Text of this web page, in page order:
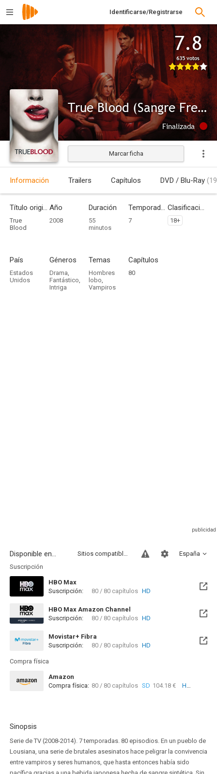
Identificarse/Registrarse
7.8
635 votos
True Blood (Sangre Fresca)
Finalizada
Marcar ficha
Información Trailers Capítulos DVD / Blu-Ray
Título original
True
Blood
Año
2008
Duración
55
minutos
Temporadas
7
Clasificación por edades
18+
País
Estados
Unidos
Géneros
Drama,
Fantástico,
Intriga
Temas
Hombres
lobo,
Vampiros
Capítulos
80
Disponible en... España
Sitios compatibles
Suscripción
HBO Max
Suscripción:
80 / 80 capítulos HD
HBO Max Amazon Channel
Suscripción:
80 / 80 capítulos HD
Movistar+ Fibra
Disponible hasta el Jue, 31 Dic 2099 (Quedan 73 años)
Suscripción: 80 / 80 capítulos HD
Compra física
Amazon
Compra física: 80 / 80 capítulos SD 104.18 € HD
Sinopsis
Serie de TV (2008-2014). 7 temporadas. 80 episodios. En un pueblo de
Lousiana, una serie de brutales asesinatos hace peligrar la convivencia
entre vampiros y seres humanos, que hasta entonces había sido